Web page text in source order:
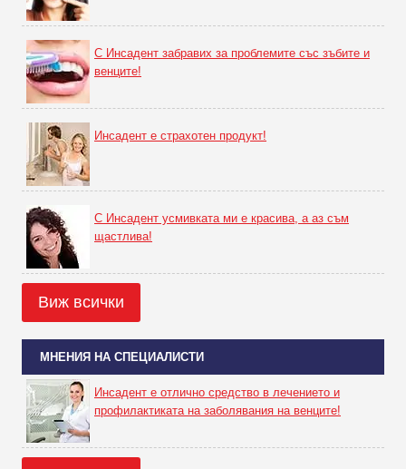
С Инсадент забравих за проблемите със зъбите и
венците!
Инсадент е страхотен продукт!
С Инсадент усмивката ми е красива, а аз съм
щастлива!
Виж всички
МНЕНИЯ НА СПЕЦИАЛИСТИ
Инсадент е отлично средство в лечението и
профилактиката на заболявания на венците!